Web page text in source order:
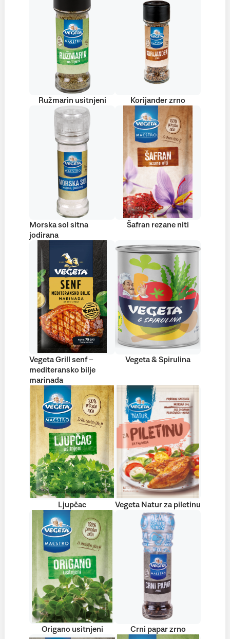
Ružmarin usitnjeni Korijander zrno
Morska sol sitna
jodirana
Šafran rezane niti
Vegeta Grill senf –
mediteransko bilje
marinada
Vegeta & Spirulina
Ljupčac Vegeta Natur za piletinu
Origano usitnjeni Crni papar zrno